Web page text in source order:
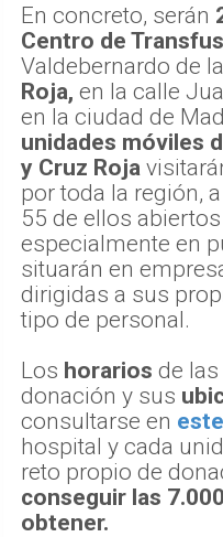
En concreto, serán
Centro de
Valdebernardo de
Roja, en la calle
en la ciudad de
unidades móviles
y Cruz Roja
por toda la región,
55 de ellos
especialmente en
situarán en
dirigidas a sus
tipo de personal.
Los horarios de
donación y sus
consultarse en
hospital y cada
reto propio de
conseguir las
obtener.